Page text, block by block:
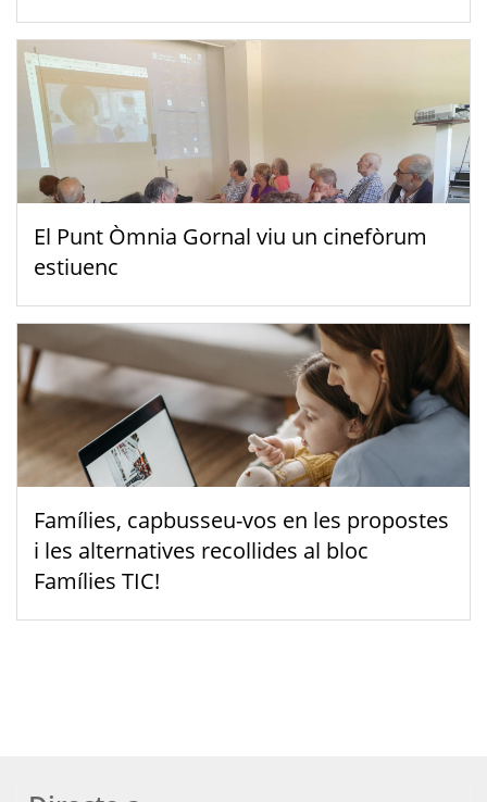
El Punt Òmnia Gornal viu un cinefòrum
estiuenc
Famílies, capbusseu-vos en les propostes
i les alternatives recollides al bloc
Famílies TIC!